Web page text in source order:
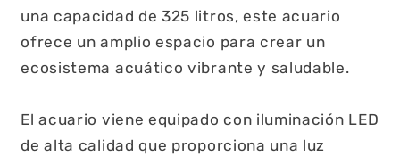
una capacidad de 325 litros, este acuario
ofrece un amplio espacio para crear un
ecosistema acuático vibrante y saludable.
El acuario viene equipado con iluminación LED
de alta calidad que proporciona una luz